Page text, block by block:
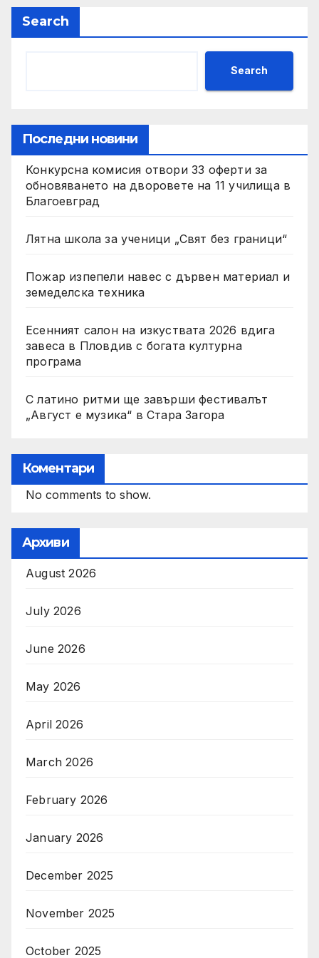
Search
Search
Последни новини
Конкурсна комисия отвори 33 оферти за
обновяването на дворовете на 11 училища в
Благоевград
Лятна школа за ученици „Свят без граници“
Пожар изпепели навес с дървен материал и
земеделска техника
Есенният салон на изкуствата 2026 вдига
завеса в Пловдив с богата културна
програма
С латино ритми ще завърши фестивалът
„Август е музика“ в Стара Загора
Коментари
No comments to show.
Архиви
August 2026
July 2026
June 2026
May 2026
April 2026
March 2026
February 2026
January 2026
December 2025
November 2025
October 2025